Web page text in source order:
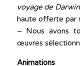
voyage de Darwin
haute offerte par
– Nous avons
œuvres
Animations